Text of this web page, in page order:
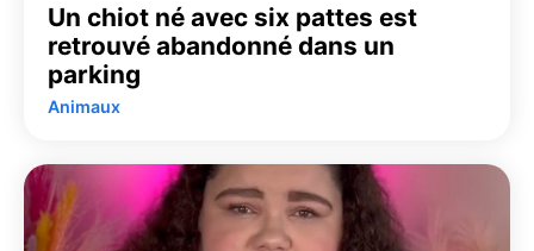
Un chiot né avec six pattes est
retrouvé abandonné dans un
parking
Animaux